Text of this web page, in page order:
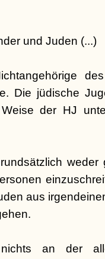
und Juden (...)
Die jüdische
der HJ
weder
aus
an der